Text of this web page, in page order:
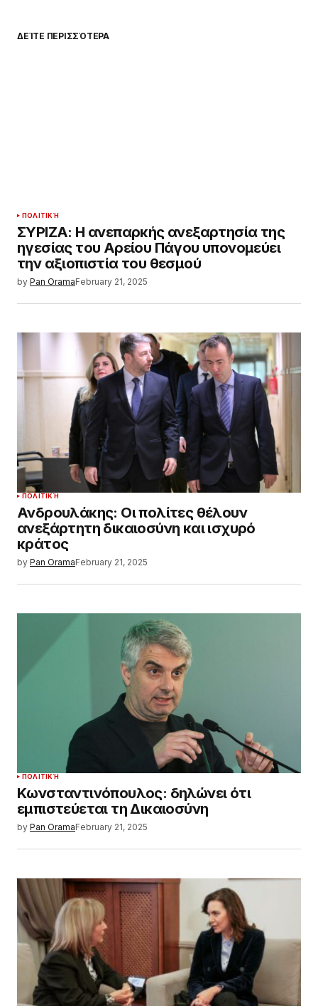
ΔΕΊΤΕ ΠΕΡΙΣΣΌΤΕΡΑ
ΠΟΛΙΤΙΚΉ
ΣΥΡΙΖΑ: Η ανεπαρκής ανεξαρτησία της
ηγεσίας του Αρείου Πάγου υπονομεύει
την αξιοπιστία του θεσμού
by Pan OramaFebruary 21, 2025
ΠΟΛΙΤΙΚΉ
Ανδρουλάκης: Οι πολίτες θέλουν
ανεξάρτητη δικαιοσύνη και ισχυρό
κράτος
by Pan OramaFebruary 21, 2025
ΠΟΛΙΤΙΚΉ
Κωνσταντινόπουλος: δηλώνει ότι
εμπιστεύεται τη Δικαιοσύνη
by Pan OramaFebruary 21, 2025